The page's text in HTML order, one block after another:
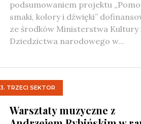
podsumowaniem projektu
smaki, kolory i dźwięki”
ze środków Ministerstwa Kultury
Dziedzictwa narodowego w...
3. TRZECI SEKTOR
Warsztaty muzyczne z